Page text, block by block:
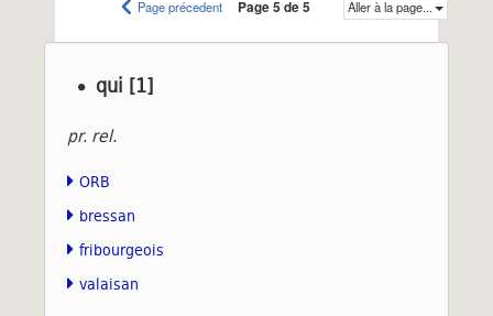
Page précedent Page 5 de 5 Aller à la page...
qui [1]
pr. rel.
ORB
bressan
fribourgeois
valaisan